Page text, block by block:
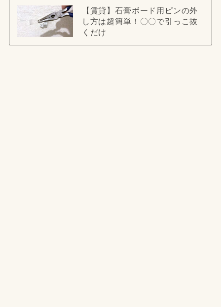
【賃貸】石膏ボード用ピンの外
し方は超簡単！〇〇で引っこ抜
くだけ